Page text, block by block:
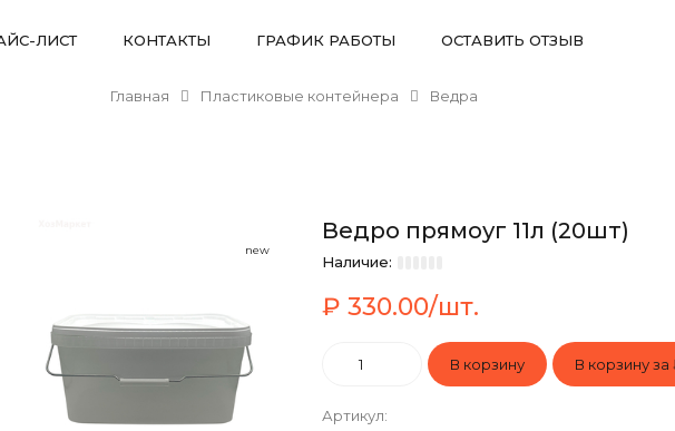
ЛИСТ КОНТАКТЫ ГРАФИК РАБОТЫ ОСТАВИТЬ ОТЗЫВ
Главная Пластиковые контейнера Ведра
new
Ведро прямоуг 11л (20шт)
Наличие:
₽ 330.00/шт.
В корзину за
Артикул: